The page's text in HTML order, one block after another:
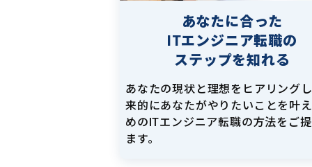
あなたに合った
ITエンジニア転職の
ステップを知れる
あなたの現状と理想をヒアリング
来的にあなたがやりたいことを叶
めのITエンジニア転職の方法をご
ます。